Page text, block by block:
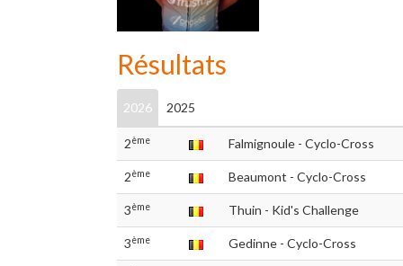
Résultats
2026 2025
2ème Falmignoule - Cyclo-Cross
2ème Beaumont - Cyclo-Cross
3ème Thuin - Kid's Challenge
3ème Gedinne - Cyclo-Cross